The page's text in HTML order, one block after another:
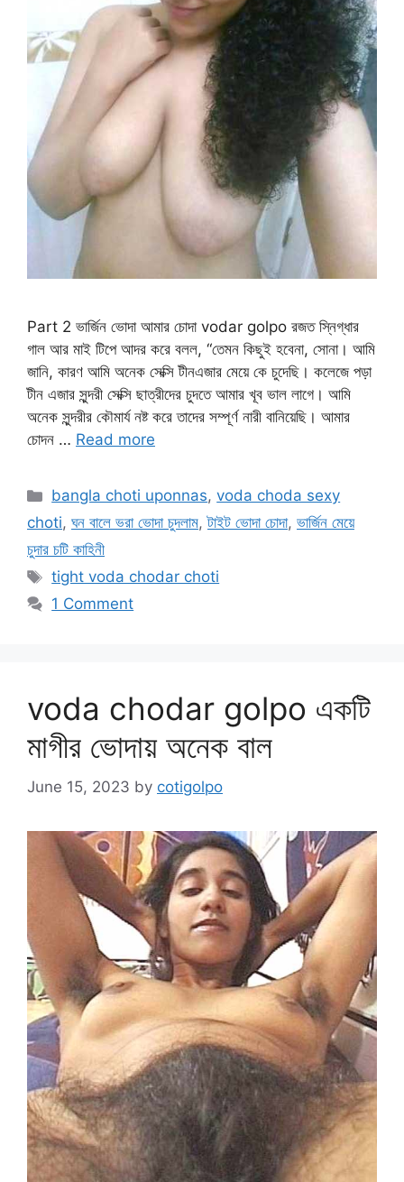
Part 2 ভার্জিন ভোদা আমার চোদা vodar golpo রজত স্নিগ্ধার
গাল আর মাই টিপে আদর করে বলল, “তেমন কিছুই হবেনা, সোনা। আমি
জানি, কারণ আমি অনেক সেক্সি টীনএজার মেয়ে কে চুদেছি। কলেজে পড়া
টীন এজার সুন্দরী সেক্সি ছাত্রীদের চুদতে আমার খূব ভাল লাগে। আমি
অনেক সুন্দরীর কৌমার্য নষ্ট করে তাদের সম্পূর্ণ নারী বানিয়েছি। আমার
চোদন … Read more
Categories
bangla choti uponnas,voda choda sexy
choti, ঘন বালে ভরা ভোদা চুদলাম,টাইট ভোদা চোদা, ভার্জিন মেয়ে
চুদার চটি কাহিনী
Tags
tight voda chodar choti
1 Comment
voda chodar golpo একটি
মাগীর ভোদায় অনেক বাল
June 15, 2023 by cotigolpo